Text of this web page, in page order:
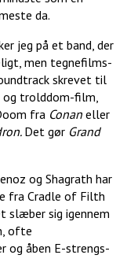
da.
jeg på et band, der
men tegnefilms-
skrevet til
og trolddom-film,
fra Conan eller
Det gør Grand
og Shagrath har
fra Cradle of Filth
slæber sig igennem
ofte
og åben E-strengs-